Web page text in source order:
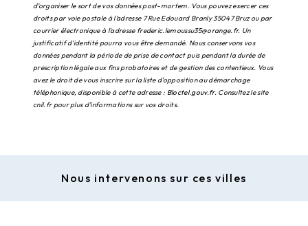
d’organiser le sort de vos données post-mortem. Vous pouvez exercer ces
droits par voie postale à l'adresse 7 Rue Edouard Branly 35047 Bruz ou par
courrier électronique à l'adresse frederic.lemoussu35@orange.fr. Un
justificatif d'identité pourra vous être demandé. Nous conservons vos
données pendant la période de prise de contact puis pendant la durée de
prescription légale aux fins probatoires et de gestion des contentieux. Vous
avez le droit de vous inscrire sur la liste d'opposition au démarchage
téléphonique, disponible à cette adresse : Bloctel.gouv.fr. Consultez le site
cnil.fr pour plus d’informations sur vos droits.
Nous intervenons sur ces villes